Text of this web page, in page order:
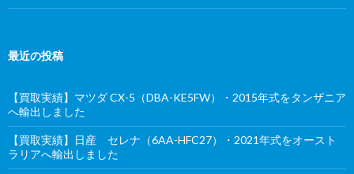
最近の投稿
【買取実績】マツダ CX-5（DBA-KE5FW）・2015年式をタンザニア
へ輸出しました
【買取実績】日産 セレナ（6AA-HFC27）・2021年式をオースト
ラリアへ輸出しました